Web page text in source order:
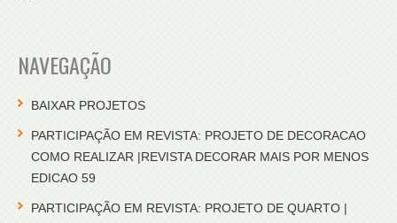
NAVEGAÇÃO
BAIXAR PROJETOS
PARTICIPAÇÃO EM REVISTA: PROJETO DE DECORACAO
COMO REALIZAR |REVISTA DECORAR MAIS POR MENOS
EDICAO 59
PARTICIPAÇÃO EM REVISTA: PROJETO DE QUARTO |